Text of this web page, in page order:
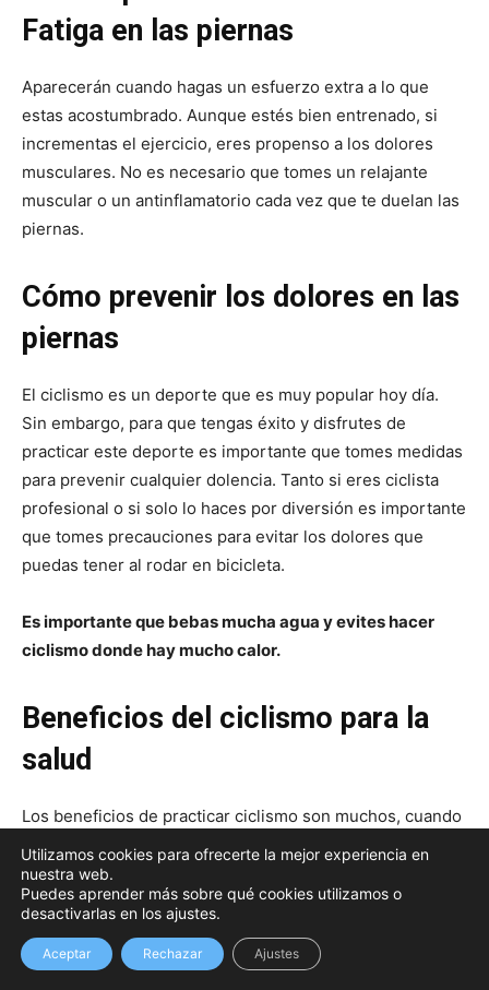
Fatiga en las piernas
Aparecerán cuando hagas un esfuerzo extra a lo que
estas acostumbrado. Aunque estés bien entrenado, si
incrementas el ejercicio, eres propenso a los dolores
musculares. No es necesario que tomes un relajante
muscular o un antinflamatorio cada vez que te duelan las
piernas.
Cómo prevenir los dolores en las
piernas
El ciclismo es un deporte que es muy popular hoy día.
Sin embargo, para que tengas éxito y disfrutes de
practicar este deporte es importante que tomes medidas
para prevenir cualquier dolencia. Tanto si eres ciclista
profesional o si solo lo haces por diversión es importante
que tomes precauciones para evitar los dolores que
puedas tener al rodar en bicicleta.
Es importante que bebas mucha agua y evites hacer
ciclismo donde hay mucho calor.
Beneficios del ciclismo para la
salud
Los beneficios de practicar ciclismo son muchos, cuando
llegas a habituarte a circular con la bicicleta, llegaras a
ver como tus prácticas deportivas se maximizarán y te
ayudara a disminuir el estrés. Sin embargo, los
beneficios del ciclismo para la salud
ellos los siguientes:
Utilizamos cookies para ofrecerte la mejor experiencia en
nuestra web.
Puedes aprender más sobre qué cookies utilizamos o
desactivarlas en los ajustes.
Aceptar Rechazar Ajustes